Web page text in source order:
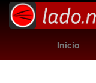
Inicio
Nueva York